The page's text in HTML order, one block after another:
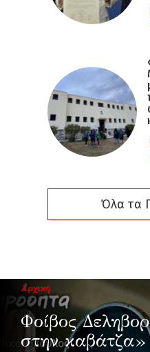
Όλα τα
Αρχική
Φοίβος
στην καβάτζα»